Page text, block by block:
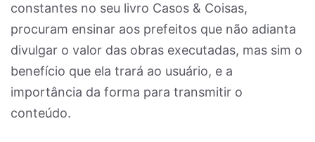
constantes no seu livro Casos & Coisas,
procuram ensinar aos prefeitos que não adianta
divulgar o valor das obras executadas, mas sim o
benefício que ela trará ao usuário, e a
importância da forma para transmitir o
conteúdo.